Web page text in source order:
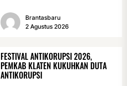
(31/7/2026) siang. Teriknya sinar...
Brantasbaru
2 Agustus 2026
FESTIVAL ANTIKORUPSI 2026,
PEMKAB KLATEN KUKUHKAN DUTA
ANTIKORUPSI